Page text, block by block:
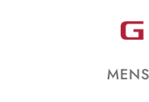
finden